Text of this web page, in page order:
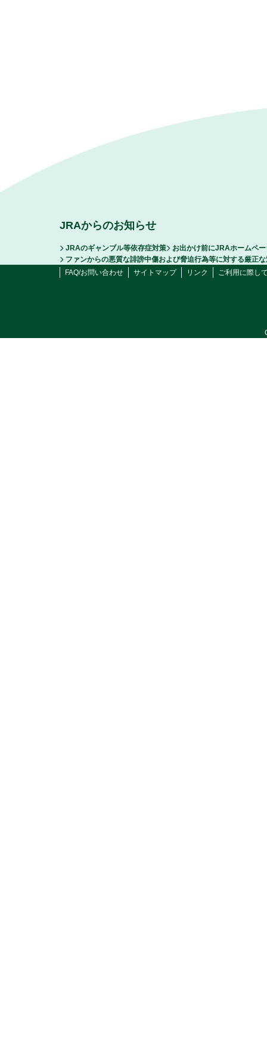
JRAからのお知らせ
JRAのギャンブル等依存症対策
お出かけ前にJRAホームペ
ファンからの悪質な誹謗中傷および脅迫行為等に対する厳正
FAQ/お問い合わせ
サイトマップ リンク ご利用に際し